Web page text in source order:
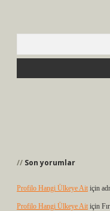
Son yorumlar
Profilo Hangi Ülkeye Ait için
Profilo Hangi Ülkeye Ait için